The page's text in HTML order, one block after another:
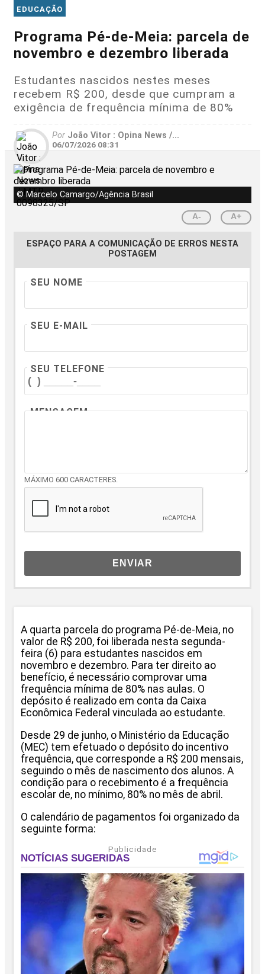
EDUCAÇÃO
Programa Pé-de-Meia: parcela de
novembro e dezembro liberada
Estudantes nascidos nestes meses
recebem R$ 200, desde que cumpram a
exigência de frequência mínima de 80%
Por João Vitor : Opina News /...
06/07/2026 08:31
© Marcelo Camargo/Agência Brasil
A- A+
ESPAÇO PARA A COMUNICAÇÃO DE ERROS NESTA
POSTAGEM
SEU NOME
SEU E-MAIL
SEU TELEFONE
MENSAGEM
MÁXIMO 600 CARACTERES.
ENVIAR
A quarta parcela do programa Pé-de-Meia, no
valor de R$ 200, foi liberada nesta segunda-
feira (6) para estudantes nascidos em
novembro e dezembro. Para ter direito ao
benefício, é necessário comprovar uma
frequência mínima de 80% nas aulas. O
depósito é realizado em conta da Caixa
Econômica Federal vinculada ao estudante.
Desde 29 de junho, o Ministério da Educação
(MEC) tem efetuado o depósito do incentivo
frequência, que corresponde a R$ 200 mensais,
seguindo o mês de nascimento dos alunos. A
condição para o recebimento é a frequência
escolar de, no mínimo, 80% no mês de abril.
O calendário de pagamentos foi organizado da
seguinte forma:
Publicidade